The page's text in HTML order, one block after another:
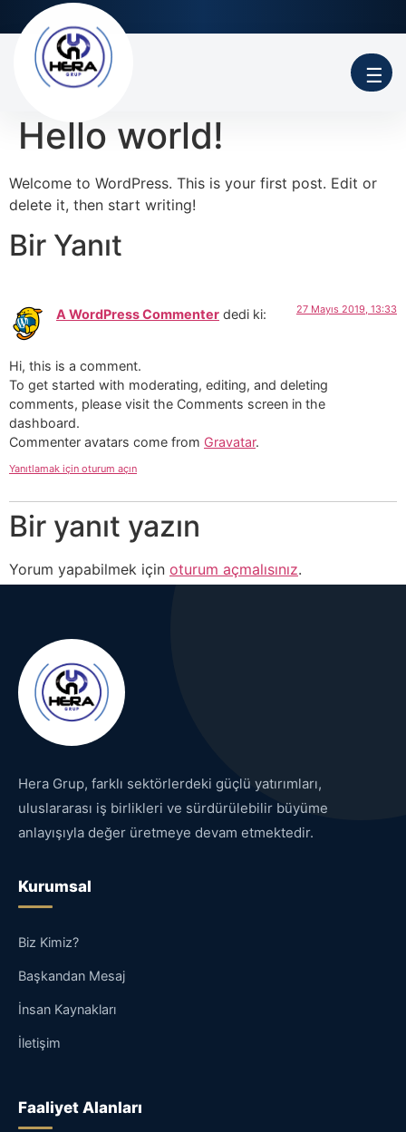
☰
Hello world!
Welcome to WordPress. This is your first post. Edit or
delete it, then start writing!
Bir Yanıt
A WordPress Commenter dedi ki: 27 Mayıs 2019, 13:33
Hi, this is a comment.
To get started with moderating, editing, and deleting
comments, please visit the Comments screen in the
dashboard.
Commenter avatars come from Gravatar.
Yanıtlamak için oturum açın
Bir yanıt yazın
Yorum yapabilmek için oturum açmalısınız.
Hera Grup, farklı sektörlerdeki güçlü yatırımları,
uluslararası iş birlikleri ve sürdürülebilir büyüme
anlayışıyla değer üretmeye devam etmektedir.
Kurumsal
Biz Kimiz?
Başkandan Mesaj
İnsan Kaynakları
İletişim
Faaliyet Alanları